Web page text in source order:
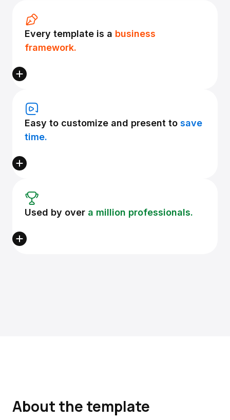
Every template is a business
framework.
Easy to customize and present to save
time.
Used by over a million professionals.
About the template